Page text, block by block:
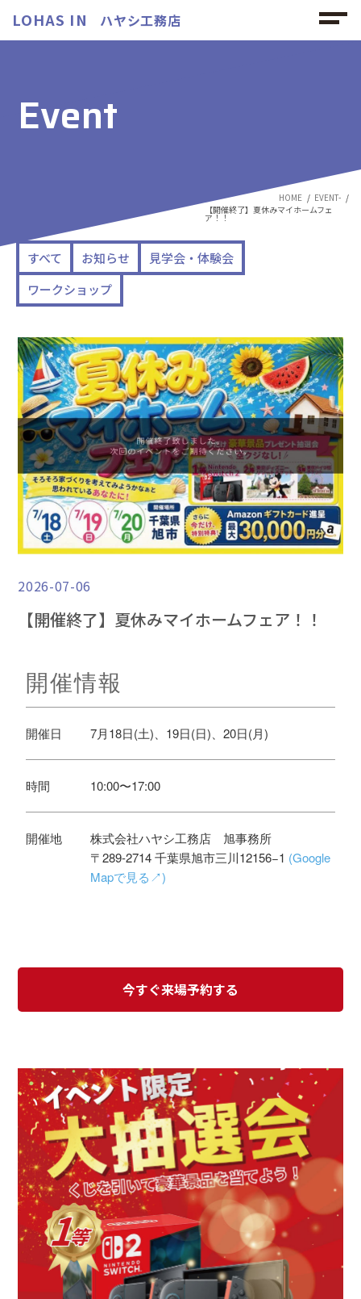
LOHAS IN ハヤシ工務店
Event
すべて お知らせ
見学会・体験会
ワークショップ
HOME
EVENT-
【開催終了】夏休みマイホームフェ
ア！！
2026-07-06
【開催終了】夏休みマイホームフェア！！
開催情報
開催日 7月18日(土)、19日(日)、20日(月)
時間 10:00〜17:00
開催地
株式会社ハヤシ工務店 旭事務所
〒289-2714 千葉県旭市三川12156−1 (Google
Mapで見る↗)
今すぐ来場予約する